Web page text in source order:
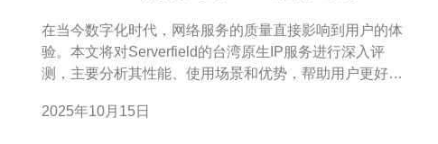
在当今数字化时代，网络服务的质量直接影响到用户的体
验。本文将对Serverfield的台湾原生IP服务进行深入评
测，主要分析其性能、使用场景和优势，帮助用户更好地
IP服务是什么？ Serverfield的台湾原生IP服务是一种专为
2025年10月15日